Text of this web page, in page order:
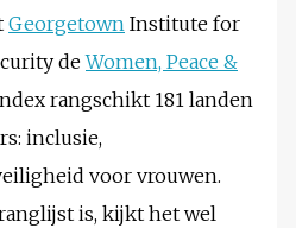
Georgetown Institute for
deWomen, Peace &
rangschikt 181 landen
inclusie,
voor vrouwen.
is, kijkt het wel